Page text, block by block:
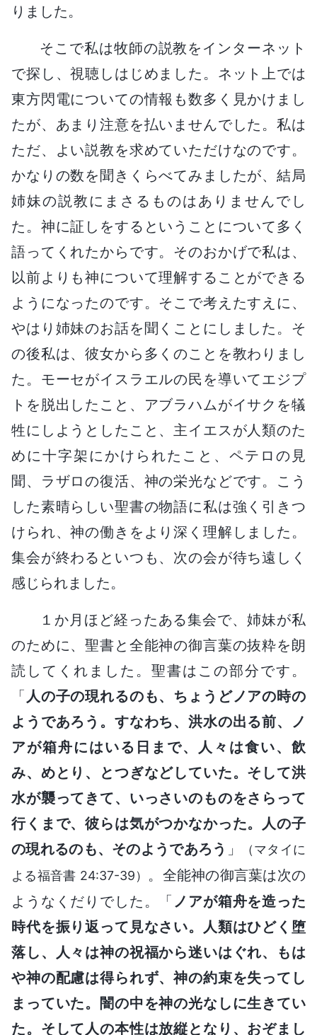
りました。
そこで私は牧師の説教をインターネット
で探し、視聴しはじめました。ネット上では
東方閃電についての情報も数多く見かけまし
たが、あまり注意を払いませんでした。私は
ただ、よい説教を求めていただけなのです。
かなりの数を聞きくらべてみましたが、結局
姉妹の説教にまさるものはありませんでし
た。神に証しをするということについて多く
語ってくれたからです。そのおかげで私は、
以前よりも神について理解することができる
ようになったのです。そこで考えたすえに、
やはり姉妹のお話を聞くことにしました。そ
の後私は、彼女から多くのことを教わりまし
た。モーセがイスラエルの民を導いてエジプ
トを脱出したこと、アブラハムがイサクを犠
牲にしようとしたこと、主イエスが人類のた
めに十字架にかけられたこと、ペテロの見
聞、ラザロの復活、神の栄光などです。こう
した素晴らしい聖書の物語に私は強く引きつ
けられ、神の働きをより深く理解しました。
集会が終わるといつも、次の会が待ち遠しく
感じられました。
１か月ほど経ったある集会で、姉妹が私
のために、聖書と全能神の御言葉の抜粋を朗
読してくれました。聖書はこの部分です。
「 人の子の現れるのも、ちょうどノアの時の
ようであろう。すなわち、洪水の出る前、ノ
アが箱舟にはいる日まで、人々は食い、飲
み、めとり、とつぎなどしていた。そして洪
水が襲ってきて、いっさいのものをさらって
行くまで、彼らは気がつかなかった。人の子
の現れるのも、そのようであろう 」
（マタイに
よる福音書 24:37-39） 。全能神の御言葉は次の
ようなくだりでした。「 ノアが箱舟を造った
時代を振り返って見なさい。人類はひどく堕
落し、人々は神の祝福から迷いはぐれ、もは
や神の配慮は得られず、神の約束を失ってし
まっていた。闇の中を神の光なしに生きてい
た。そして人の本性は放縦となり、おぞまし